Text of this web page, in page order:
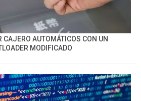
CAJERO AUTOMÁTICOS CON UN
MODIFICADO